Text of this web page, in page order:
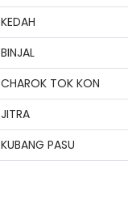
KEDAH
BINJAL
CHAROK TOK KON
JITRA
KUBANG PASU